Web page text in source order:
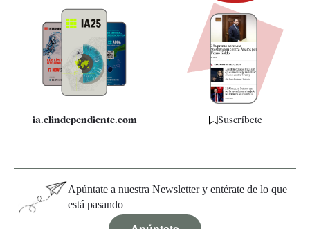
Quiénes somos
Especificaciones
ia.elindependiente.com Suscríbete
Apúntate a nuestra Newsletter y entérate de lo que
está pasando